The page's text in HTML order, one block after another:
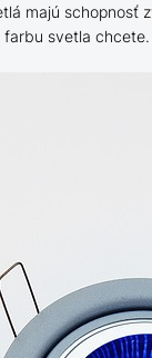
majú schopnosť
farbu svetla